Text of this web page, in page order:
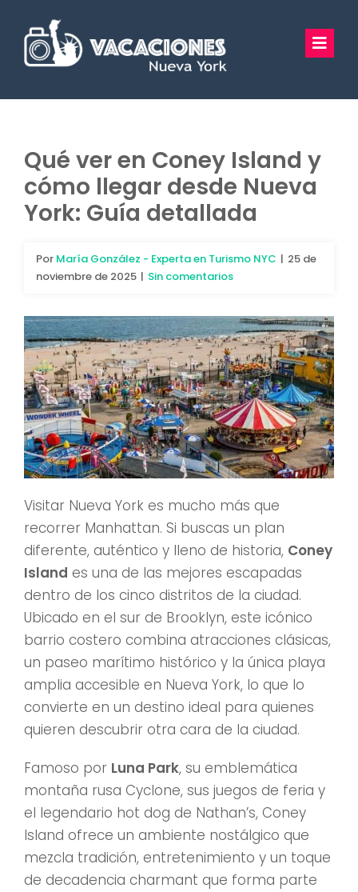
contenido
Vacaciones Nueva York
Tours Privados
Hoteles
Preguntas Frecuentes
Qué ver en Coney Island y
cómo llegar desde Nueva
York: Guía detallada
Por María González - Experta en Turismo NYC | 25 de
noviembre de 2025 | Sin comentarios
Visitar Nueva York es mucho más que
recorrer Manhattan. Si buscas un plan
diferente, auténtico y lleno de historia, Coney
Island es una de las mejores escapadas
dentro de los cinco distritos de la ciudad.
Ubicado en el sur de Brooklyn, este icónico
barrio costero combina atracciones clásicas,
un paseo marítimo histórico y la única playa
amplia accesible en Nueva York, lo que lo
convierte en un destino ideal para quienes
quieren descubrir otra cara de la ciudad.
Famoso por Luna Park, su emblemática
montaña rusa Cyclone, sus juegos de feria y
el legendario hot dog de Nathan’s, Coney
Island ofrece un ambiente nostálgico que
mezcla tradición, entretenimiento y un toque
de decadencia charmant que forma parte